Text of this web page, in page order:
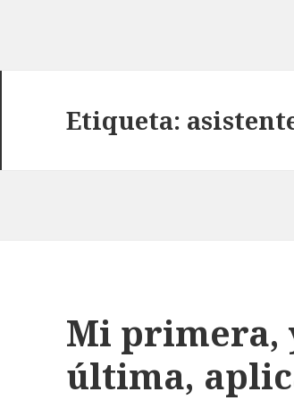
Etiqueta:
Mi primera,
última,